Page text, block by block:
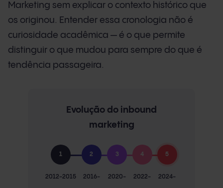
Marketing sem explicar o contexto histórico que
os originou. Entender essa cronologia não é
curiosidade acadêmica — é o que permite
distinguir o que mudou para sempre do que é
tendência passageira.
Evolução do inbound
marketing
1
2012-2015
2
2016-
3
2020-
4
2022-
5
2024-